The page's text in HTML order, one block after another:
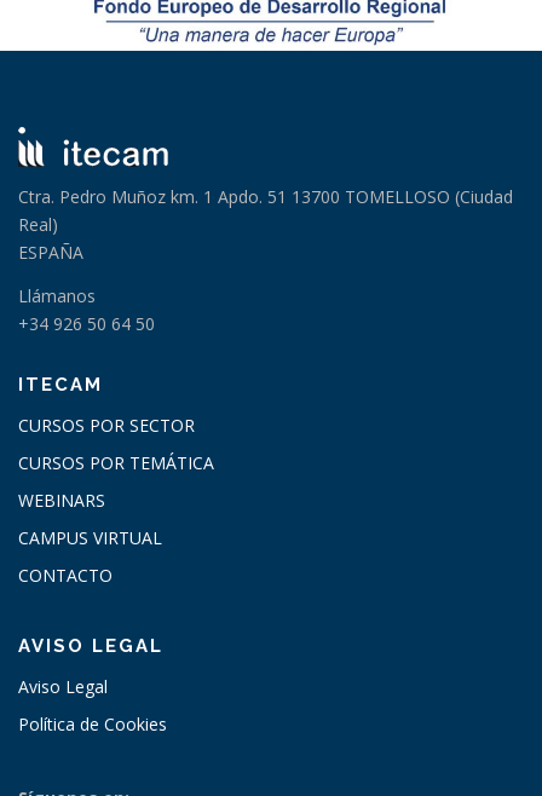
Ctra. Pedro Muñoz km. 1 Apdo. 51 13700 TOMELLOSO (Ciudad
Real)
ESPAÑA
Llámanos
+34 926 50 64 50
ITECAM
CURSOS POR SECTOR
CURSOS POR TEMÁTICA
WEBINARS
CAMPUS VIRTUAL
CONTACTO
AVISO LEGAL
Aviso Legal
Política de Cookies